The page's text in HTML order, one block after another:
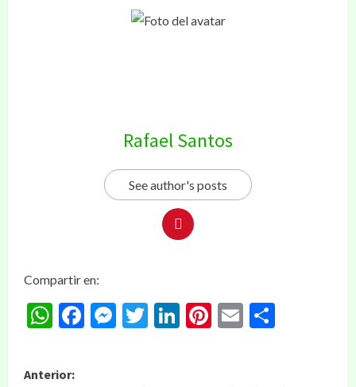
Rafael Santos
See author's posts
Compartir en:
WhatsApp
Facebook
Messenger
Twitter
LinkedIn
Pinterest
Email
Anterior: